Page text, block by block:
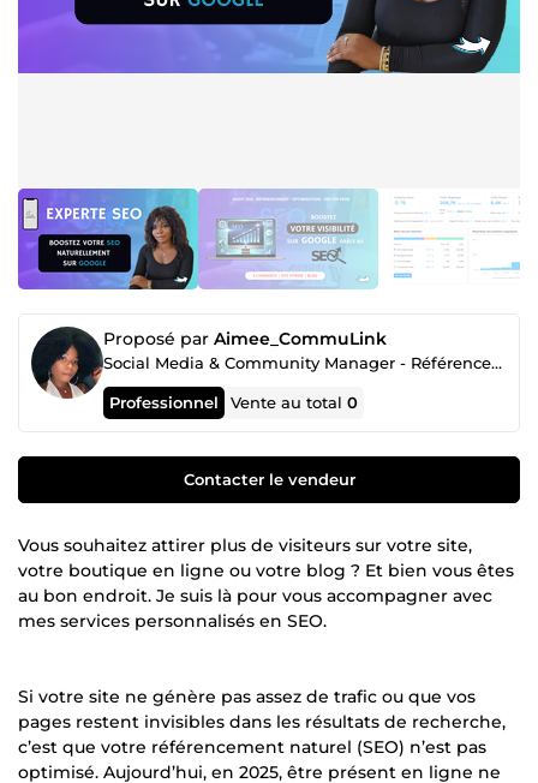
Proposé par Aimee_CommuLink
Social Media & Community Manager - Référencement SEO
Professionnel Vente au total0
Contacter le vendeur
Vous souhaitez attirer plus de visiteurs sur votre site,
votre boutique en ligne ou votre blog ? Et bien vous êtes
au bon endroit. Je suis là pour vous accompagner avec
mes services personnalisés en SEO.
Si votre site ne génère pas assez de trafic ou que vos
pages restent invisibles dans les résultats de recherche,
c’est que votre référencement naturel (SEO) n’est pas
optimisé. Aujourd’hui, en 2025, être présent en ligne ne